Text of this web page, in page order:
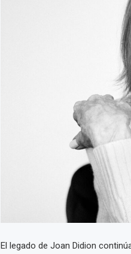
El legado de Joan Didion